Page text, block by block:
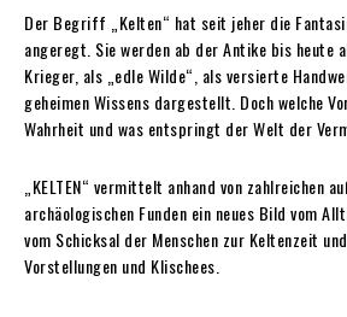
Der Begriff „Kelten“ hat seit jeher die
angeregt. Sie werden ab der Antike bis heute
Krieger, als „edle Wilde“, als versierte
geheimen Wissens dargestellt. Doch welche
Wahrheit und was entspringt der Welt der
„KELTEN“ vermittelt anhand von zahlreichen
archäologischen Funden ein neues Bild vom
vom Schicksal der Menschen zur Keltenzeit
Vorstellungen und Klischees.